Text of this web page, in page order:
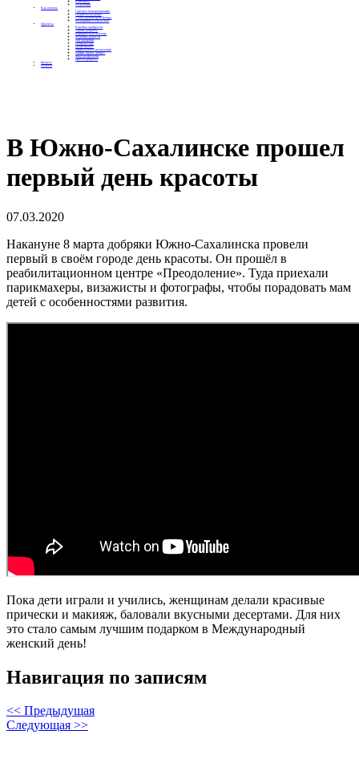
Контакты
Отделения
Как помочь
Сделать пожертвование
Подписка на добро
Стать волонтером фонда
Вечеринки со смыслом
Проекты
Коробка храбрости
Уроки Доброты
Юридическая помощь
Мамины радости
Автодобряки
Добрый торт
Добропробег
Няни особого назначения
Акция «Букет добра»
Фактор времени
Цветы доброты
Бизнесу
Отчеты
В Южно-Сахалинске прошел
первый день красоты
07.03.2020
Накануне 8 марта добряки Южно-Сахалинска провели
первый в своём городе день красоты. Он прошёл в
реабилитационном центре «Преодоление». Туда приехали
парикмахеры, визажисты и фотографы, чтобы порадовать мам
детей с особенностями развития.
Пока дети играли и учились, женщинам делали красивые
прически и макияж, баловали вкусными десертами. Для них
это стало самым лучшим подарком в Международный
женский день!
Навигация по записям
<< Предыдущая
Следующая >>